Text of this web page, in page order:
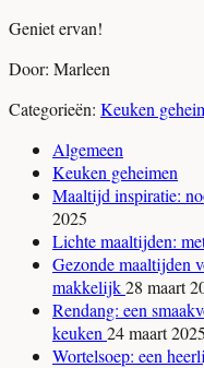
Geniet ervan!
Door: Marleen
Categorieën: Keuken
Algemeen
Keuken geheimen
Maaltijd inspiratie:
2025
Lichte maaltijden:
Gezonde maaltijden
makkelijk28 maart
Rendang: een
keuken 24 maart 2025
Wortelsoep: een